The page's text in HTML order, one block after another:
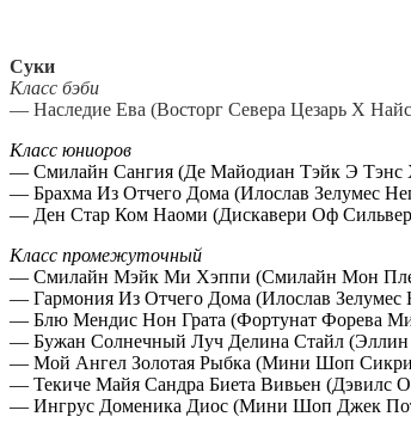
Суки
Класс бэби
— Наследие Ева (Восторг Севера Цезарь Х
Класс юниоров
— Смилайн Сангия (Де Майодиан Тэйк Э
— Брахма Из Отчего Дома (Илослав Зелумес
— Ден Стар Ком Наоми (Дискавери Оф
Класс промежуточный
— Смилайн Мэйк Ми Хэппи (Смилайн Мон
— Гармония Из Отчего Дома (Илослав Зелумес
— Блю Мендис Нон Грата (Фортунат Форева
— Бужан Солнечный Луч Делина Стайл (Эллин
— Мой Ангел Золотая Рыбка (Мини Шоп
— Текиче Майя Сандра Биета Вивьен (Дэвилс
— Ингрус Доменика Диос (Мини Шоп Джек